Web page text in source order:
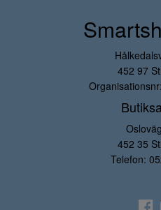
452 97
452 35
Telefon: